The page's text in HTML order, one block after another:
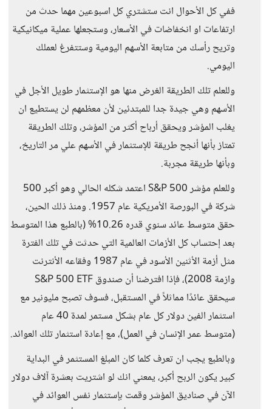
ففي كل الأحوال انت ستشتري كل اسبوعين مهما حدث من
ارتفاعات او انخفاضات في الأسعار، وستجعلها عملية ميكانيكية
وتريح رأسك من متابعة الأسهم اليومية وستتفرغ لعملك
اليومي.
وللعلم تلك الطريقة الغرض منها هو الإستثمار طويل الأجل في
الأسهم وهي جيدة جدا للمبتدئين لأن معظمهم لن يستطيع ان
يغلب المؤشر ويحقق أرباح أكثر من المؤشر، وتلك الطريقة
تمتاز بأنها أنجح طريقة للإستثمار في الأسهم علي مر التاريخ،
وبأنها طريقة مجربة.
وللعلم مؤشر S&P 500 اعتمد شكله الحالي وهو أكبر 500
شركة في البورصة الأمريكية عام 1957. ومنذ ذلك الحين،
حقق متوسط ​​عائد سنوي قدره 10.26% (بالطبع هذا المتوسط
بعد إحتساب كل الأزمات العالمية التي حدثت في تلك الفترة
مثل أزمة الأثنين الأسود في عام 1987 وفقاعه الأنترنت
وازمة 2008)، فإذا افترضنا أن صندوق S&P 500 ETF
سيحقق عائدًا مماثلاً في المستقبل، فسوف تصبح مليونير مع
استثمار الفين دولار كل عام بشكل مستمر لمدة 40 عام
(متوسط عمر الإنسان في العمل)، مع إعادة استثمار تلك العوائد.
وبالطبع يجب ان تعرف كلما كان المبلغ المستثمر في البداية
كبير يكون الربح أكبر، يمعني انك لو اشتريت بعشرة آلاف دولار
الآن في صناديق المؤشر وقمت بإستثمار نفس العوائد في